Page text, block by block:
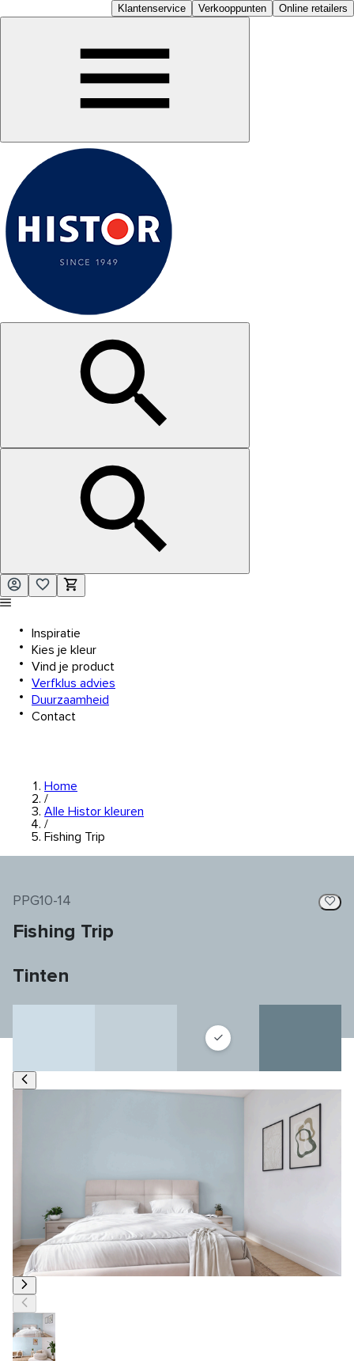
Klantenservice Verkooppunten Online retailers
Inspiratie
Kies je kleur
Vind je product
Verfklus advies
Duurzaamheid
Contact
Home
/
Alle Histor kleuren
/
Fishing Trip
PPG10-14
Fishing Trip
Tinten